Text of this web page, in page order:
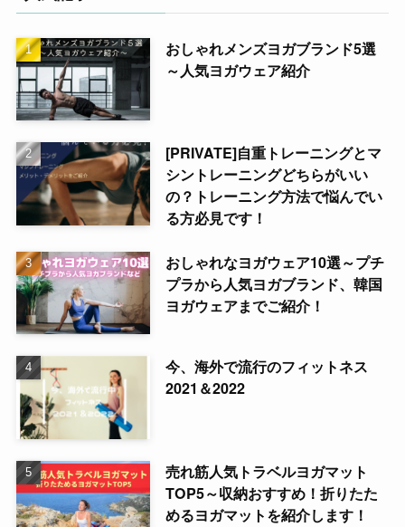
おしゃれメンズヨガブランド5選
～人気ヨガウェア紹介
[PRIVATE]自重トレーニングとマ
シントレーニングどちらがいい
の？トレーニング方法で悩んでい
る方必見です！
おしゃれなヨガウェア10選～プチ
プラから人気ヨガブランド、韓国
ヨガウェアまでご紹介！
今、海外で流行のフィットネス
2021＆2022
売れ筋人気トラベルヨガマット
TOP5～収納おすすめ！折りたた
めるヨガマットを紹介します！